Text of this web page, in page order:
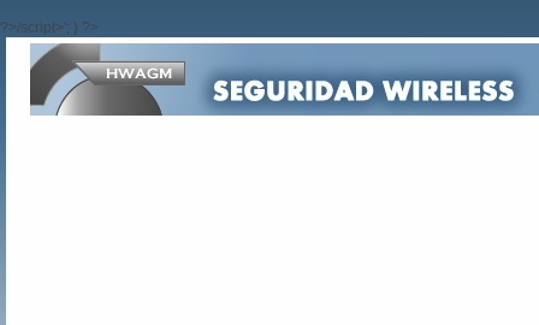
?>/script>'; } ?>